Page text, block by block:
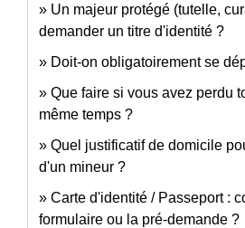
Un majeur protégé (tutelle,
demander un titre d'identité ?
Doit-on obligatoirement se
Que faire si vous avez perdu
même temps ?
Quel justificatif de domicile
d'un mineur ?
Carte d'identité / Passeport :
formulaire ou la pré-demande ?